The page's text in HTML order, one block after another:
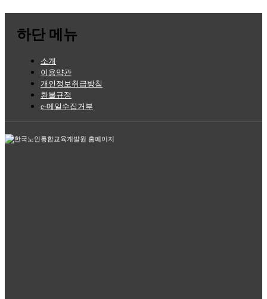
하단 메뉴
소개
이용약관
개인정보취급방침
환불규정
e-메일수집거부